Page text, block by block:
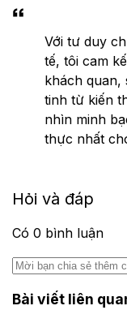
Với tư duy
tế, tôi cam
khách quan,
tinh từ kiến
nhìn minh
thực nhất
Hỏi và đáp
Có 0 bình luận
Bài viết liên